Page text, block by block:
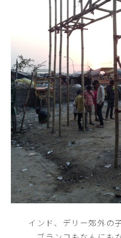
インド、デリー郊外の